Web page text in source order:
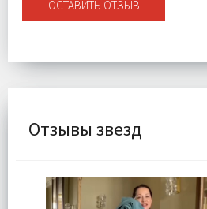
ОСТАВИТЬ ОТЗЫВ
Отзывы звезд